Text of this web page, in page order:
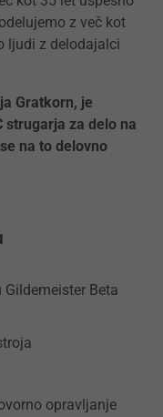
z več kot
ljudi z delodajalci
Gratkorn, je
strugarja za delo na
na to delovno
Beta
opravljanje